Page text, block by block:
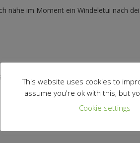
nähe im Moment ein Windeletui nach
auch 14 Tage später gekommen…ich
This website uses cookies to
assume you're ok with this, but
Cookie settings